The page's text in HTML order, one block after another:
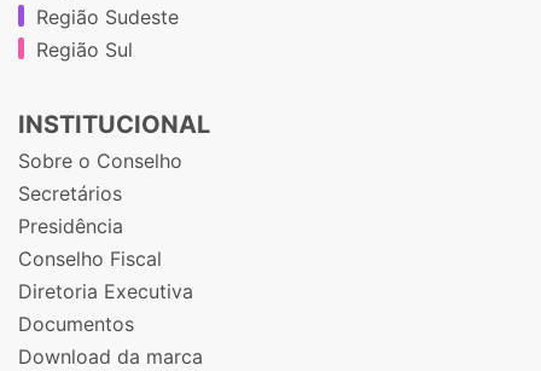
Região Sudeste
Região Sul
INSTITUCIONAL
Sobre o Conselho
Secretários
Presidência
Conselho Fiscal
Diretoria Executiva
Documentos
Download da marca